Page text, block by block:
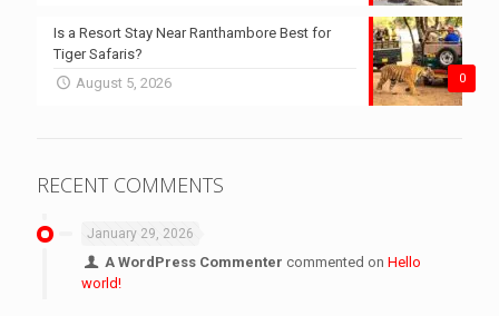
0
Is a Resort Stay Near Ranthambore Best for
Tiger Safaris?
August 5, 2026
RECENT COMMENTS
January 29, 2026
A WordPress Commenter commented onHello
world!